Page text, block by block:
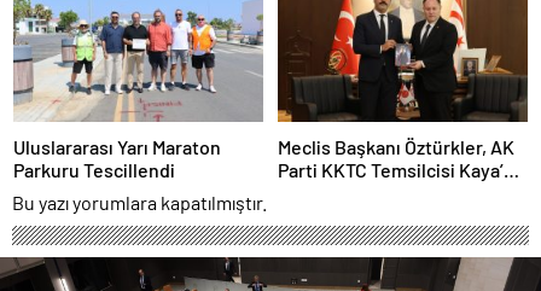
Uluslararası Yarı Maraton
Parkuru Tescillendi
Meclis Başkanı Öztürkler, AK
Parti KKTC Temsilcisi Kaya’yı
Bu yazı yorumlara kapatılmıştır.